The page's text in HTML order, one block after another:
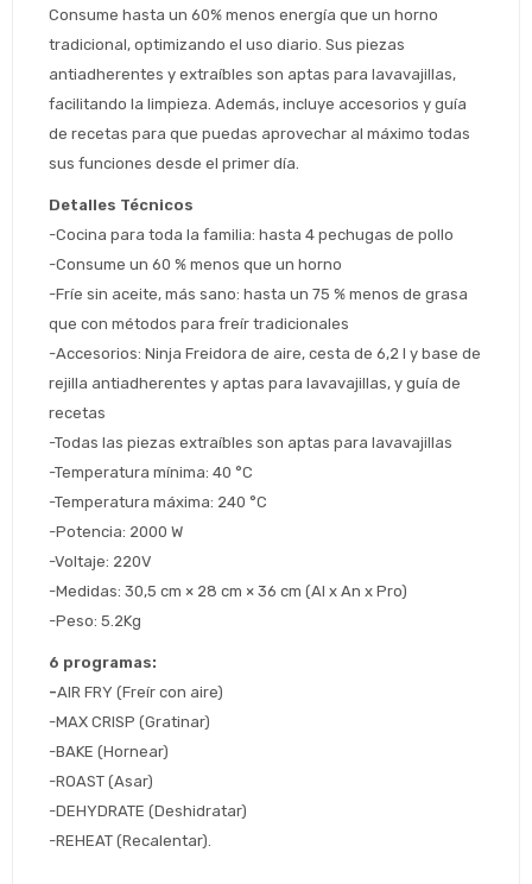
Consume hasta un 60% menos energía que un horno
tradicional, optimizando el uso diario. Sus piezas
antiadherentes y extraíbles son aptas para lavavajillas,
facilitando la limpieza. Además, incluye accesorios y guía
de recetas para que puedas aprovechar al máximo todas
sus funciones desde el primer día.
Detalles Técnicos
-Cocina para toda la familia: hasta 4 pechugas de pollo
-Consume un 60 % menos que un horno
-Fríe sin aceite, más sano: hasta un 75 % menos de grasa
que con métodos para freír tradicionales
-Accesorios: Ninja Freidora de aire, cesta de 6,2 l y base de
rejilla antiadherentes y aptas para lavavajillas, y guía de
recetas
-Todas las piezas extraíbles son aptas para lavavajillas
-Temperatura mínima: 40 °C
-Temperatura máxima: 240 °C
-Potencia: ‎2000 W
-Voltaje: 220V
-Medidas: 30,5 cm × 28 cm × 36 cm (Al x An x Pro)
-Peso: 5.2Kg
6 programas:
-AIR FRY (Freír con aire)
-MAX CRISP (Gratinar)
-BAKE (Hornear)
-ROAST (Asar)
-DEHYDRATE (Deshidratar)
-REHEAT (Recalentar).
Comprá ahora y Pagá
Después, hasta en 12
cuotas y sin tocar tu
tarjeta de crédito
* sujeto aprobación crediticia
Cédula de identidad
Celular
Fecha de nacimiento
Día Mes
Volver al inicio
Estás calificado para comprar usando Pago
Después.
¡Tenés hasta
para comprar en las cuotas
que prefieras!
Elegí tus productos preferidos
Seleccioná Pago Después como metodo
de pago
Ups!
contactanos en
preguntas@pagodespues.com.uy
Por favor intenta nuevamente mas tarde.